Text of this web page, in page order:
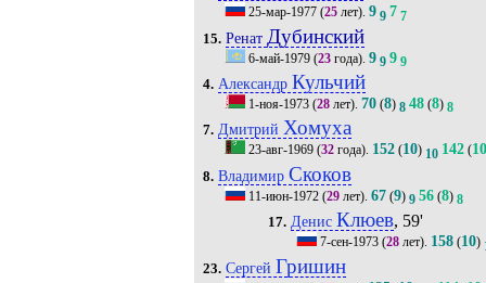
25-мар-1977(25лет). 9 9 7 7
15. Ренат Дубинский
6-май-1979(23года). 9 9 9 9
4. Александр Кульчий
1-ноя-1973(28лет). 70(8) 8 48(8) 8
7. Дмитрий Хомуха
23-авг-1969(32года). 152(10) 10 142(10
8. Владимир Скоков
11-июн-1972(29лет). 67(9) 9 56(8) 8
17. Денис Клюев, 59'
7-сен-1973 (28 лет). 158 (10)
23. Сергей Гришин